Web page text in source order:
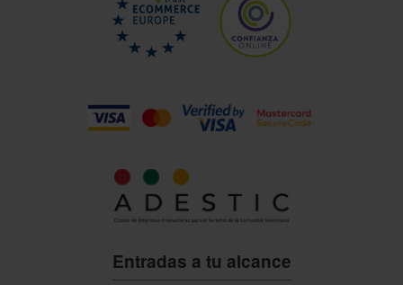
Entradas a tu alcance